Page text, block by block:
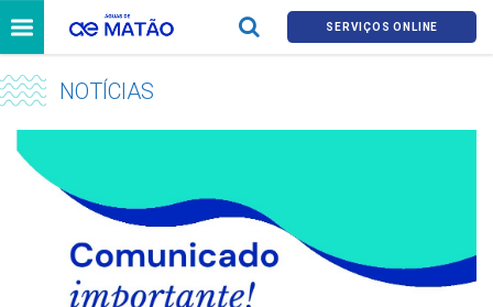
SERVIÇOS ONLINE
NOTÍCIAS